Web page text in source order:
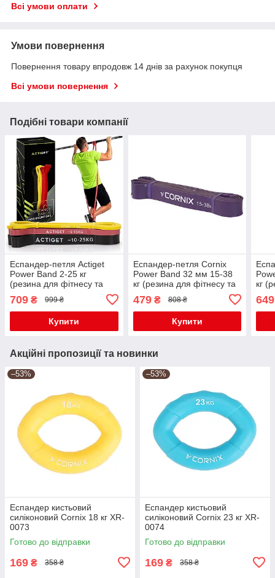
Всі умови оплати
Умови повернення
Повернення товару впродовж 14 днів за рахунок покупця
Всі умови повернення
Подібні товари компанії
Еспандер-петля Actiget
Power Band 2-25 кг
(резина для фітнесу та
ACT0047
709 ₴ 999 ₴
Купити
Еспандер-петля Cornix
Power Band 32 мм 15-38
кг (резина для фітнесу та
479₴ 808 ₴
Купити
кг
649
Акційні пропозиції та новинки
–53%
Еспандер кистьовий
силіконовий Cornix 18 кг XR-
0073
Готово до відправки
169 ₴ 358 ₴
–53%
Еспандер кистьовий
силіконовий Cornix 23 кг XR-
0074
Готово до відправки
169 ₴ 358 ₴